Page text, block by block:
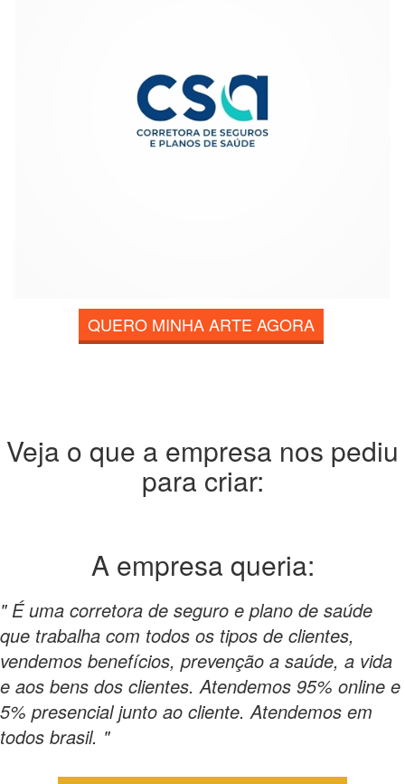
QUERO MINHA ARTE AGORA
Veja o que a empresa nos pediu
para criar:
A empresa queria:
" É uma corretora de seguro e plano de saúde
que trabalha com todos os tipos de clientes,
vendemos benefícios, prevenção a saúde, a vida
e aos bens dos clientes. Atendemos 95% online e
5% presencial junto ao cliente. Atendemos em
todos brasil. "